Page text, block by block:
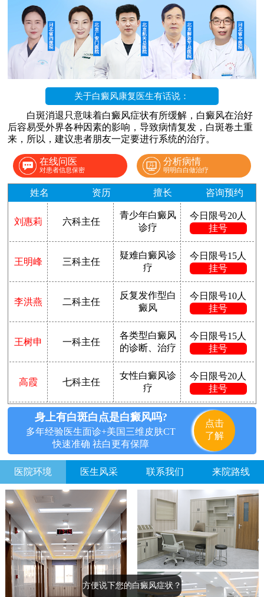
关于白癜风康复医生有话说：
白斑消退只意味着白癜风症状有所缓解，白癜风在治好
后容易受外界各种因素的影响，导致病情复发，白斑卷土重
来，所以，建议患者朋友一定要进行系统的治疗。
在线问医
对患者信息保密
分析病情
明明白白做治疗
姓名 资历 擅长 咨询预约
刘惠莉 六科主任
青少年白癜风
诊疗
今日限号20人
挂号
王明峰 三科主任
疑难白癜风诊
疗
今日限号15人
挂号
李洪燕 二科主任
反复发作型白
癜风
今日限号10人
挂号
王树申 一科主任
各类型白癜风
的诊断、治疗
今日限号15人
挂号
高霞 七科主任
女性白癜风诊
疗
今日限号20人
挂号
身上有白斑白点是白癜风吗?
多年经验医生面诊+美国三维皮肤CT
快速准确 祛白更有保障
点击
了解
医院环境 医生风采 联系我们 来院路线
方便说下您的白癜风症状？